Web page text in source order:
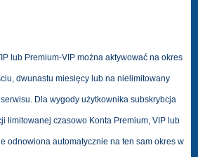
lub Premium-VIP można aktywować na okres
dwunastu miesięcy lub na nielimitowany
Dla wygody użytkownika subskrybcja
limitowanej czasowo Konta Premium, VIP lub
odnowiona automatycznie na ten sam okres w